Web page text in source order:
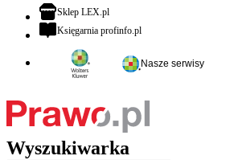
Sklep LEX.plotwiera się w nowej karcie
Księgarnia profinfo.plotwiera się w nowej
Nasze serwisy
Wyszukiwarka